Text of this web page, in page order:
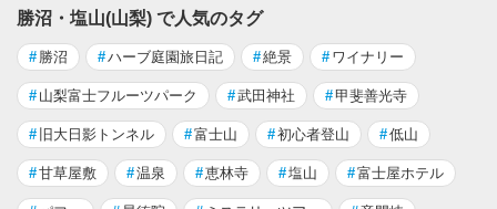
勝沼・塩山(山梨) で人気のタグ
# 勝沼 #ハーブ庭園旅日記 #絶景 # ワイナリー
# 山梨富士フルーツパーク #武田神社 #甲斐善光寺
# 旧大日影トンネル #富士山 #初心者登山 #低山
#甘草屋敷 #温泉 #恵林寺 #塩山 #富士屋ホテル